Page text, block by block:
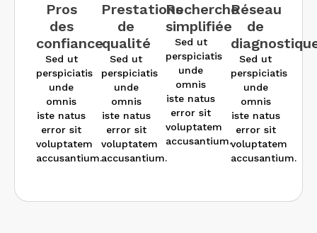
Pros
des
confiance
Sed ut
perspiciatis
unde
omnis
iste natus
error sit
voluptatem
accusantium.
Prestations
de
qualité
Sed ut
perspiciatis
unde
omnis
iste natus
error sit
voluptatem
accusantium.
Recherche
simplifiée
Sed ut
perspiciatis
unde
omnis
iste natus
error sit
voluptatem
accusantium.
Réseau
de
Sed ut
perspiciatis
unde
omnis
iste natus
error sit
voluptatem
accusantium.